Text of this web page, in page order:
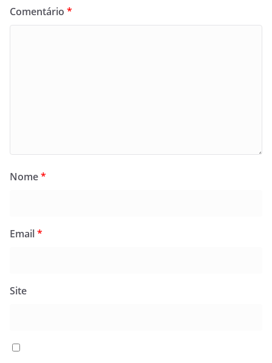
Comentário *
Nome*
Email*
Site